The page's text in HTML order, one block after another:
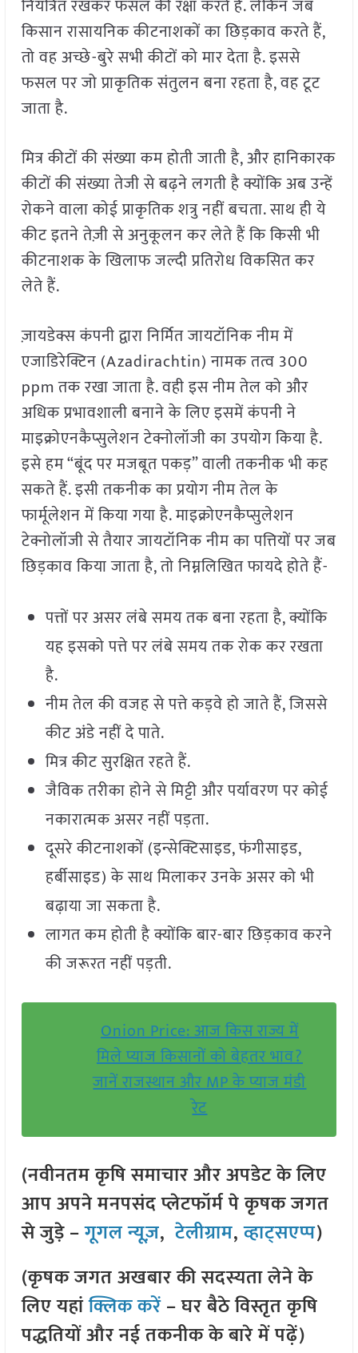
नियंत्रित रखकर फसल की रक्षा करते हैं. लेकिन जब
किसान रासायनिक कीटनाशकों का छिड़काव करते हैं,
तो वह अच्छे-बुरे सभी कीटों को मार देता है. इससे
फसल पर जो प्राकृतिक संतुलन बना रहता है, वह टूट
जाता है.
मित्र कीटों की संख्या कम होती जाती है, और हानिकारक
कीटों की संख्या तेजी से बढ़ने लगती है क्योंकि अब उन्हें
रोकने वाला कोई प्राकृतिक शत्रु नहीं बचता. साथ ही ये
कीट इतने तेज़ी से अनुकूलन कर लेते हैं कि किसी भी
कीटनाशक के खिलाफ जल्दी प्रतिरोध विकसित कर
लेते हैं.
ज़ायडेक्स कंपनी द्वारा निर्मित जायटॉनिक नीम में
एजाडिरेक्टिन (Azadirachtin) नामक तत्व 300
ppm तक रखा जाता है. वही इस नीम तेल को और
अधिक प्रभावशाली बनाने के लिए इसमें कंपनी ने
माइक्रोएनकैप्सुलेशन टेक्नोलॉजी का उपयोग किया है.
इसे हम “बूंद पर मजबूत पकड़” वाली तकनीक भी कह
सकते हैं. इसी तकनीक का प्रयोग नीम तेल के
फार्मूलेशन में किया गया है. माइक्रोएनकैप्सुलेशन
टेक्नोलॉजी से तैयार जायटॉनिक नीम का पत्तियों पर जब
छिड़काव किया जाता है, तो निम्नलिखित फायदे होते हैं-
पत्तों पर असर लंबे समय तक बना रहता है, क्योंकि
यह इसको पत्ते पर लंबे समय तक रोक कर रखता
है.
नीम तेल की वजह से पत्ते कड़वे हो जाते हैं, जिससे
कीट अंडे नहीं दे पाते.
मित्र कीट सुरक्षित रहते हैं.
जैविक तरीका होने से मिट्टी और पर्यावरण पर कोई
नकारात्मक असर नहीं पड़ता.
दूसरे कीटनाशकों (इन्सेक्टिसाइड, फंगीसाइड,
हर्बीसाइड) के साथ मिलाकर उनके असर को भी
बढ़ाया जा सकता है.
लागत कम होती है क्योंकि बार-बार छिड़काव करने
की जरूरत नहीं पड़ती.
Onion Price: आज किस राज्य में
मिले प्याज किसानों को बेहतर भाव?
जानें राजस्थान और MP के प्याज मंडी
रेट
(नवीनतम कृषि समाचार और अपडेट के लिए
आप अपने मनपसंद प्लेटफॉर्म पे कृषक जगत
से जुड़े –गूगल न्यूज़,टेलीग्राम,व्हाट्सएप्प)
(कृषक जगत अखबार की सदस्यता लेने के
लिए यहांक्लिक करें– घर बैठे विस्तृत कृषि
पद्धतियों और नई तकनीक के बारे में पढ़ें)